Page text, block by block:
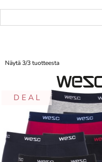
Näytä 3/3 tuotteesta
D E A L